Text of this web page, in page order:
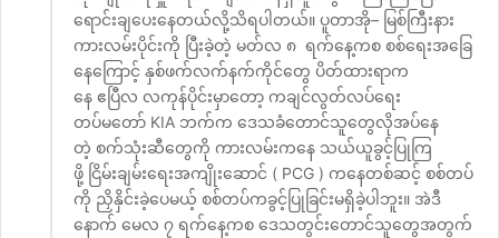
ရောင်းချပေးနေတယ်လို့သိရပါတယ်။ ပူတာအို– မြစ်ကြီးနား
ကားလမ်းပိုင်းကို ပြီးခဲ့တဲ့ မတ်လ ၈ ရက်နေ့ကစ စစ်ရေးအခြေ
နေကြောင့် နှစ်ဖက်လက်နက်ကိုင်တွေ ပိတ်ထားရာက
နေ ဧပြီလ လကုန်ပိုင်းမှာတော့ ကချင်လွတ်လပ်ရေး
တပ်မတော် KIA ဘက်က ဒေသခံတောင်သူတွေလိုအပ်နေ
တဲ့ စက်သုံးဆီတွေကို ကားလမ်းကနေ သယ်ယူခွင့်ပြုကြ
ဖို့ ငြိမ်းချမ်းရေးအကျိုးဆောင် ( PCG ) ကနေတစ်ဆင့် စစ်တပ်
ကို ညှိနှိင်းခဲ့ပေမယ့် စစ်တပ်ကခွင့်ပြုခြင်းမရှိခဲ့ပါဘူး။ အဲဒီ
နောက် မေလ ၇ ရက်နေ့ကစ ဒေသတွင်းတောင်သူတွေအတွက်